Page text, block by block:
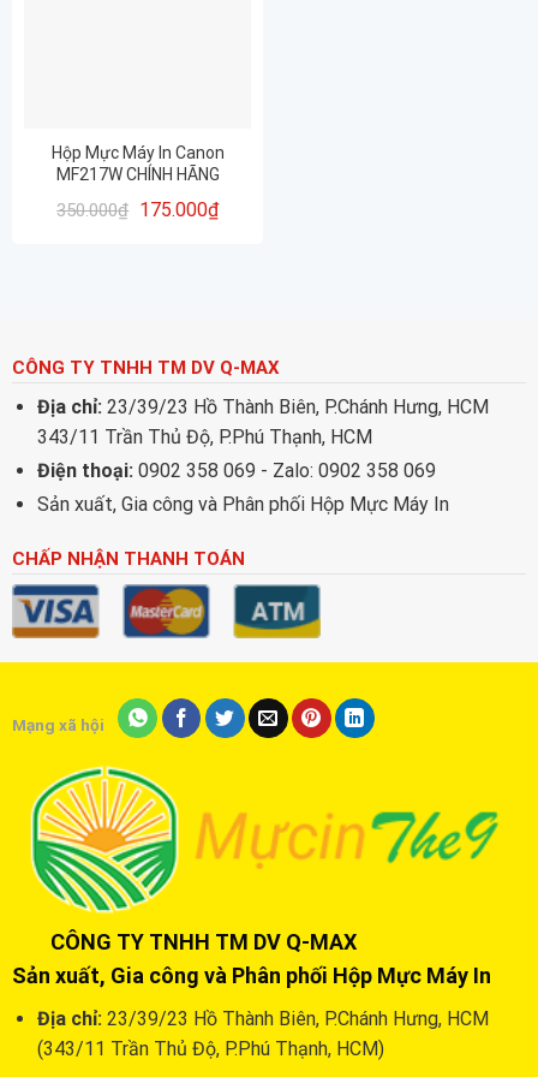
Hộp Mực Máy In Canon
MF217W CHÍNH HÃNG
CHẤT LƯỢNG- IN ĐẸP – MỚI
350.000₫ 175.000₫
CÔNG TY TNHH TM DV Q-MAX
Địa chỉ: 23/39/23 Hồ Thành Biên, P.Chánh Hưng, HCM
343/11 Trần Thủ Độ, P.Phú Thạnh, HCM
Điện thoại: 0902 358 069 - Zalo: 0902 358 069
Sản xuất, Gia công và Phân phối Hộp Mực Máy In
CHẤP NHẬN THANH TOÁN
Mạng xã hội
CÔNG TY TNHH TM DV Q-MAX
Sản xuất, Gia công và Phân phối Hộp Mực Máy In
Địa chỉ: 23/39/23 Hồ Thành Biên, P.Chánh Hưng, HCM
(343/11 Trần Thủ Độ, P.Phú Thạnh, HCM)